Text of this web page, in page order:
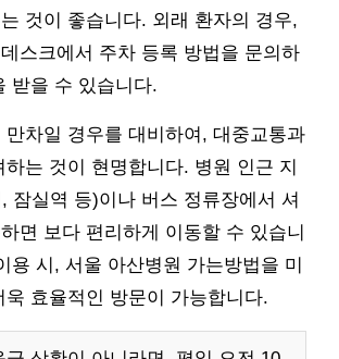
것이 좋습니다. 외래 환자의 경우,
스크에서 주차 등록 방법을 문의하
받을 수 있습니다.
만차일 경우를 대비하여, 대중교통과
는 것이 현명합니다. 병원 인근 지
잠실역 등)이나 버스 정류장에서 셔
면 보다 편리하게 이동할 수 있습니
용 시, 서울 아산병원 가는방법을 미
욱 효율적인 방문이 가능합니다.